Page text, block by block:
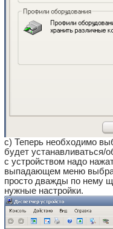
c) Теперь необходимо
будет устанавливаться/
с устройством надо
выпадающем меню
просто дважды по нему
нужные настройки.